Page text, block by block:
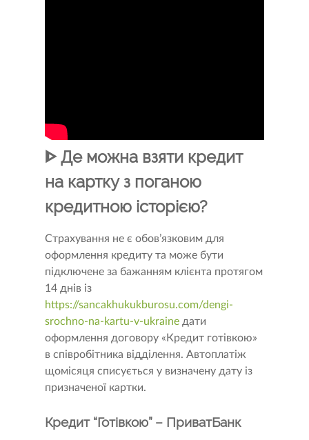
ᐈ Де можна взяти кредит
на картку з поганою
кредитною історією?
Страхування не є обов’язковим для
оформлення кредиту та може бути
підключене за бажанням клієнта протягом
14 днів із
https://sancakhukukburosu.com/dengi-
srochno-na-kartu-v-ukraineдати
оформлення договору «Кредит готівкою»
в співробітника відділення. Автоплатіж
щомісяця списується у визначену дату із
призначеної картки.
Кредит “Готівкою” – ПриватБанк